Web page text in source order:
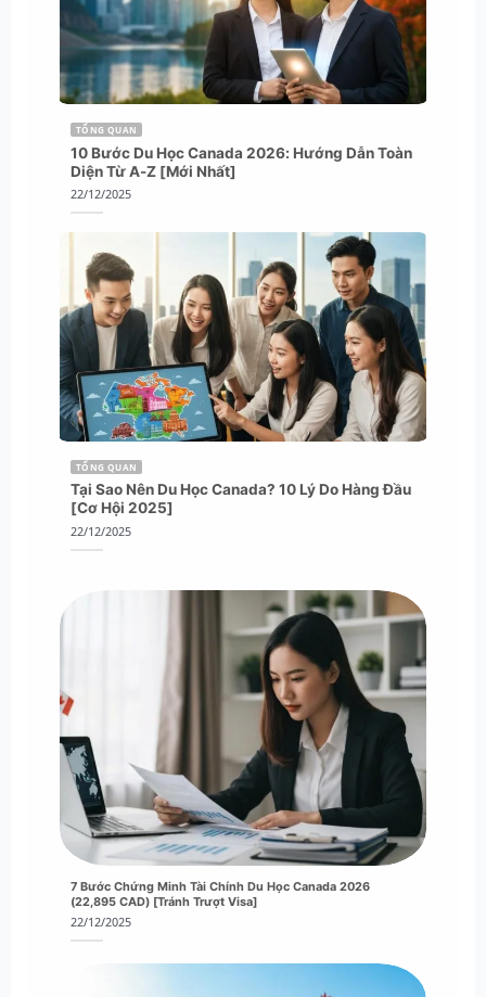
TỔNG QUAN
10 Bước Du Học Canada 2026: Hướng Dẫn Toàn
Diện Từ A-Z [Mới Nhất]
22/12/2025
TỔNG QUAN
Tại Sao Nên Du Học Canada? 10 Lý Do Hàng Đầu
[Cơ Hội 2025]
22/12/2025
7 Bước Chứng Minh Tài Chính Du Học Canada 2026
(22,895 CAD) [Tránh Trượt Visa]
22/12/2025